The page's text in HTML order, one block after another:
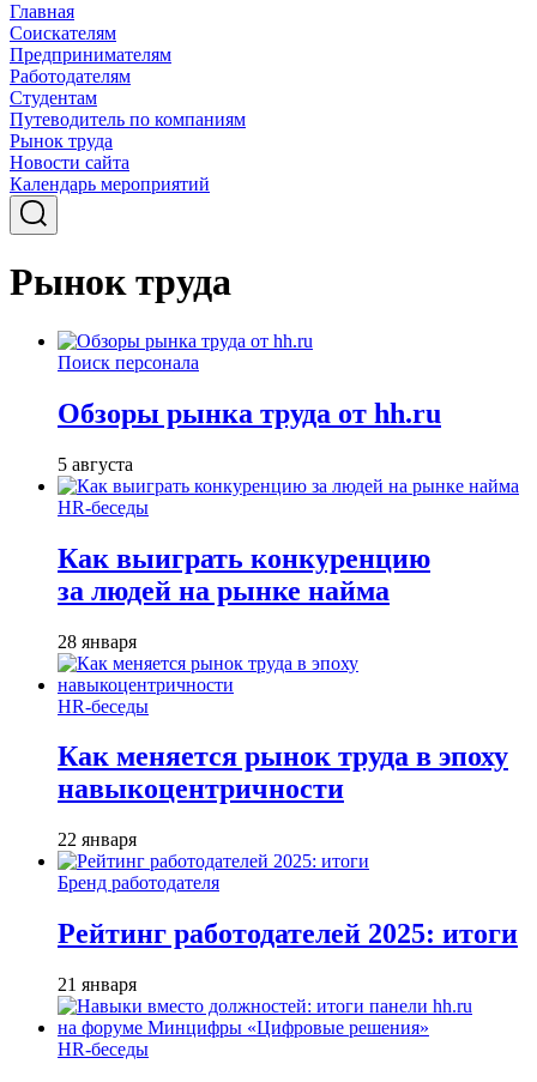
Главная
Соискателям
Предпринимателям
Работодателям
Студентам
Путеводитель по компаниям
Рынок труда
Новости сайта
Календарь мероприятий
Рынок труда
Поиск персонала
Обзоры рынка труда от hh.ru
5 августа
HR-беседы
Как выиграть конкуренцию
за людей на рынке найма
28 января
HR-беседы
Как меняется рынок труда в эпоху
навыкоцентричности
22 января
Бренд работодателя
Рейтинг работодателей 2025: итоги
21 января
HR-беседы